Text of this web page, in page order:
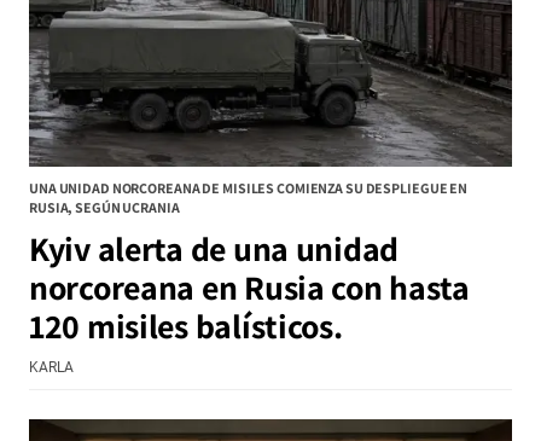
UNA UNIDAD NORCOREANA DE MISILES COMIENZA SU DESPLIEGUE EN
RUSIA, SEGÚN UCRANIA
Kyiv alerta de una unidad
norcoreana en Rusia con hasta
120 misiles balísticos.
KARLA